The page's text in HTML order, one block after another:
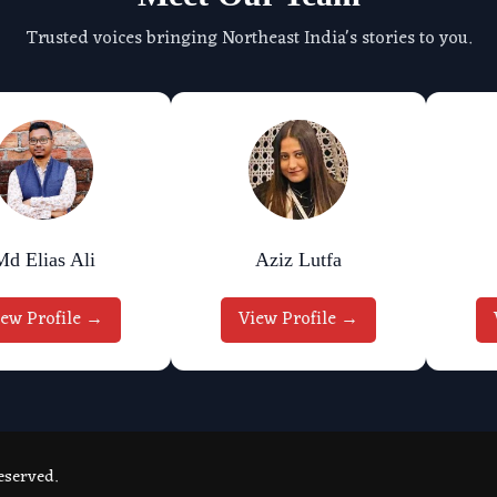
Trusted voices bringing Northeast India's stories to you.
Elias Ali
Profile →
Aziz Lutfa
View Profile →